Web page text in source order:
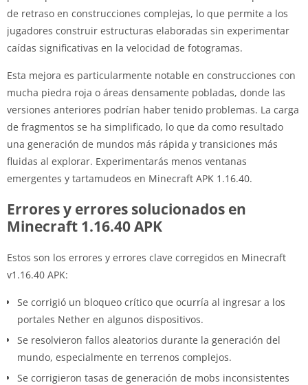
de retraso en construcciones complejas, lo que permite a los
jugadores construir estructuras elaboradas sin experimentar
caídas significativas en la velocidad de fotogramas.
Esta mejora es particularmente notable en construcciones con
mucha piedra roja o áreas densamente pobladas, donde las
versiones anteriores podrían haber tenido problemas. La carga
de fragmentos se ha simplificado, lo que da como resultado
una generación de mundos más rápida y transiciones más
fluidas al explorar. Experimentarás menos ventanas
emergentes y tartamudeos en Minecraft APK 1.16.40.
Errores y errores solucionados en
Minecraft 1.16.40 APK
Estos son los errores y errores clave corregidos en Minecraft
v1.16.40 APK:
Se corrigió un bloqueo crítico que ocurría al ingresar a los
portales Nether en algunos dispositivos.
Se resolvieron fallos aleatorios durante la generación del
mundo, especialmente en terrenos complejos.
Se corrigieron tasas de generación de mobs inconsistentes